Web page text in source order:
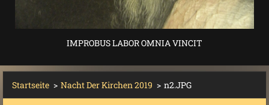
IMPROBUS LABOR OMNIA VINCIT
Startseite > Nacht Der Kirchen 2019 > n2.JPG